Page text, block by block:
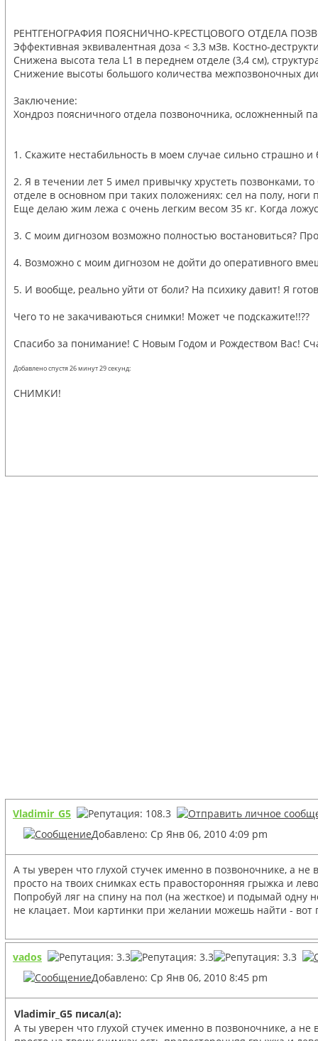
РЕНТГЕНОГРАФИЯ ПОЯСНИЧНО-КРЕСТЦОВОГО ОТДЕЛА
Эффективная эквивалентная доза < 3,3 мЗв. Костно-
Снижена высота тела L1 в переднем отделе (3,4 см),
Снижение высоты большого количества межпозвоночных
Заключение:
Хондроз поясничного отдела позвоночника, осложненный
1. Скажите нестабильность в моем случае сильно страшно
2. Я в течении лет 5 имел привычку хрустеть позвонками,
отделе в основном при таких положениях: сел на полу,
Еще делаю жим лежа с очень легким весом 35 кг. Когда
3. С моим дигнозом возможно полностью востановиться?
4. Возможно с моим дигнозом не дойти до оперативного
5. И вообще, реально уйти от боли? На психику давит! Я
Чего то не закачиваються снимки! Может че подскажите!!??
Спасибо за понимание! С Новым Годом и Рождеством Вас!
Добавлено спустя 26 минут 29 секунд:
СНИМКИ!
Vladimir_G5
Добавлено: Ср Янв 06, 2010 4:09 pm
А ты уверен что глухой стучек именно в позвоночнике, а не
просто на твоих снимках есть правосторонняя грыжка и
Попробуй ляг на спину на пол (на жесткое) и подымай одну
не клацает. Мои картинки при желании можешь найти - вот
vados
Добавлено: Ср Янв 06, 2010 8:45 pm
Vladimir_G5 писал(а):
А ты уверен что глухой стучек именно в позвоночнике, а не